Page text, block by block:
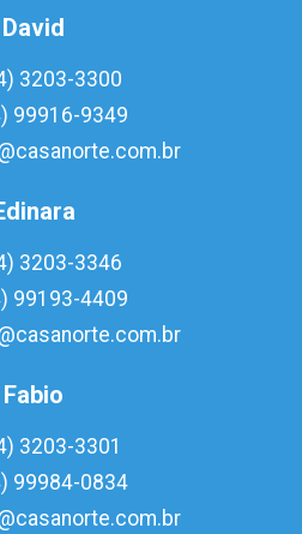
David
3203-3300
99916-9349
3203-3346
99193-4409
Fabio
3203-3301
99984-0834